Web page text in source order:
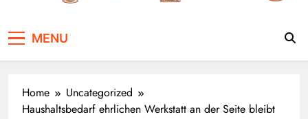
MENU
Home
Uncategorized
Haushaltsbedarf ehrlichen Werkstatt an der Seite bleibt